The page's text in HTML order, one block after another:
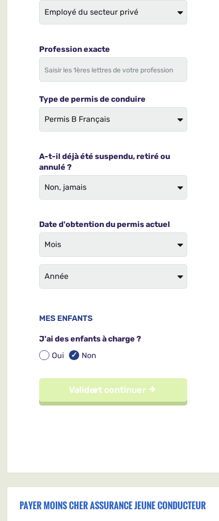
PAYER MOINS CHER ASSURANCE JEUNE CONDUCTEUR